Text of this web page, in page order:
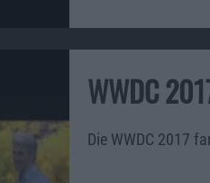
WWDC
Die WWDC 2017